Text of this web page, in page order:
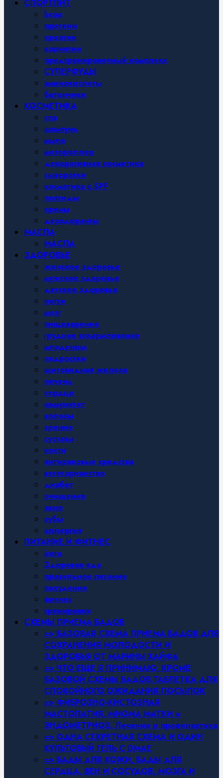
СПОРТПИТ
bcaa
протеин
креатин
карнитин
предтренировочный комплекс
СУПЕРФУДЫ
аминокислоты
батончики
КОСМЕТИКА
спа
шампунь
мыло
мезороллер
декоративная косметика
сыворотки
косметика с SPF
пептиды
кремы
дезодоранты
МАСЛА
МАСЛА
ЗДОРОВЬЕ
женское здоровье
мужское здоровье
детское здоровье
ногти
мозг
пищеварение
грудное вскармливание
младенцы
подростки
щитовидная железа
печень
сердце
иммунитет
волосы
зрение
суставы
кости
антираковые средства
вегетарианство
диабет
очищение
акне
зубы
аллергия
ПИТАНИЕ И ФИТНЕС
йога
Здоровая еда
правильное питание
похудение
фитнес
тренировки
СХЕМЫ ПРИЕМА БАДОВ
=> БАЗОВАЯ СХЕМА ПРИЕМА БАДОВ ДЛЯ
СОХРАНЕНИЯ МОЛОДОСТИ И
ЗДОРОВЬЯ ОТ МАРИНЫ ХАЙФА
=> ЧТО ЕЩЕ Я ПРИНИМАЮ, КРОМЕ
БАЗОВОЙ СХЕМЫ БАДОВ.ТАБЛЕТКА ДЛЯ
СПОКОЙНОГО ОЖИДАНИЯ ПОСЫЛОК
=> ФИБРОЗНО-КИСТОЗНАЯ
МАСТОПАТИЯ, МИОМА МАТКИ и
ЭНДОМЕТРИОЗ. Лечение и профилактика
=> ОДНА СЕКРЕТНАЯ СХЕМА И ОДИН
КУЛЬТОВЫЙ ГЕЛЬ С DMAE
=> БАДЫ ДЛЯ КОЖИ, БАДЫ ДЛЯ
СЕРДЦА, ВЕН И СОСУДОВ, МОЗГА И